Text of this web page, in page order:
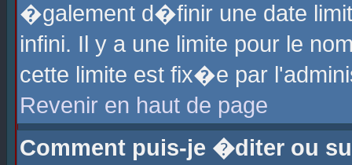
�galement d�finir une date
infini. Il y a une limite pour le
cette limite est fix�e par
Revenir en haut de page
Comment puis-je �diter ou